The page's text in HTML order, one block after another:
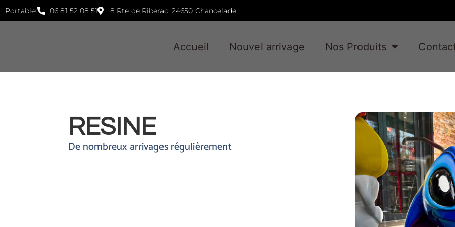
Portable: 06 81 52 08 51 8 Rte de Riberac, 24650 Chancelade
Accueil Nouvel arrivage Nos Produits
RESINE
De nombreux arrivages régulièrement